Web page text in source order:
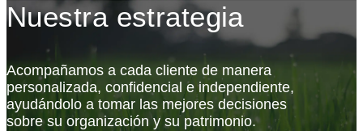
Nuestra estrategia
Acompañamos a cada cliente de manera
personalizada, confidencial e independiente,
ayudándolo a tomar las mejores decisiones
sobre su organización y su patrimonio.